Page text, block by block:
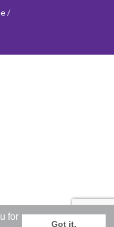
for
Got it.
/